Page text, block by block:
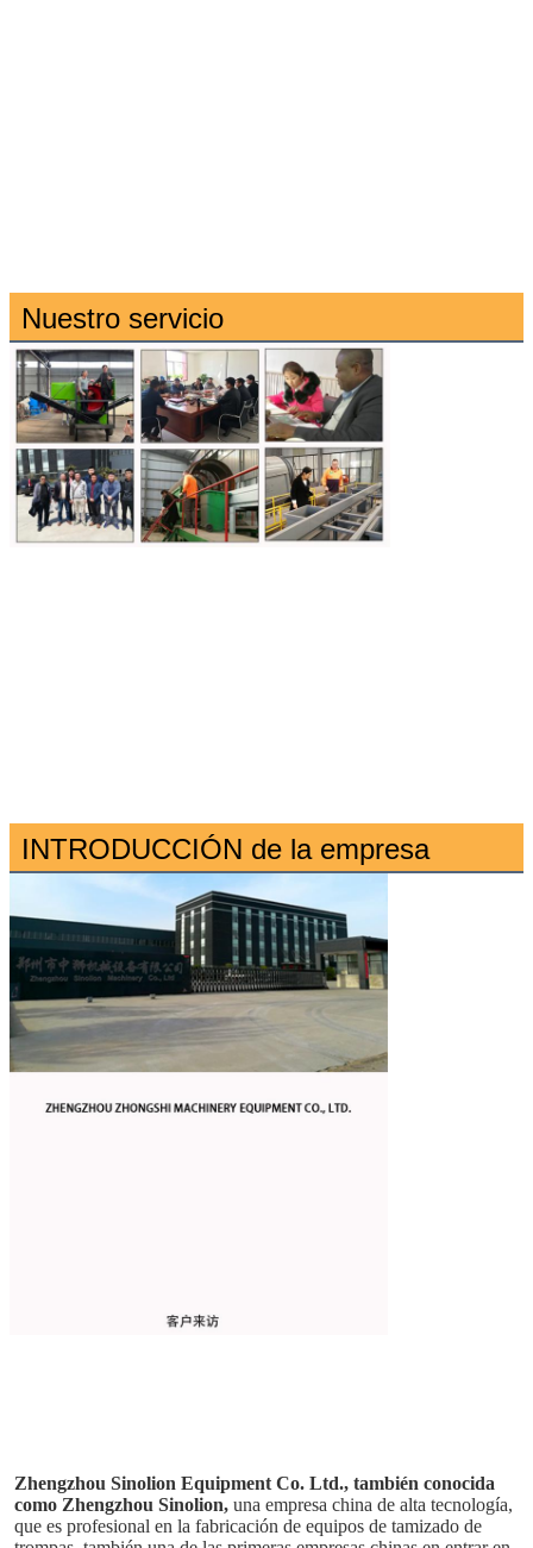
Nuestro servicio
INTRODUCCIÓN de la empresa
Zhengzhou Sinolion Equipment Co. Ltd., también conocida
como Zhengzhou Sinolion, una empresa china de alta tecnología,
que es profesional en la fabricación de equipos de tamizado de